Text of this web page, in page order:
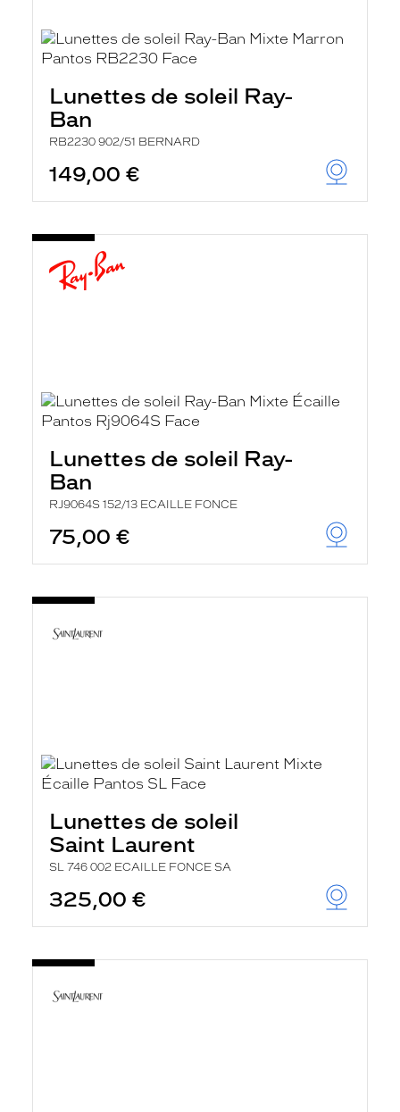
Lunettes de soleil Ray-
Ban
RB2230 902/51 BERNARD
149,00 €
Lunettes de soleil Ray-
Ban
RJ9064S 152/13 ECAILLE FONCE
75,00 €
Lunettes de soleil
Saint Laurent
SL 746 002 ECAILLE FONCE SA
325,00 €